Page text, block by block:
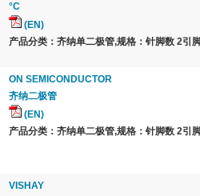
°C
(EN)
产品分类：齐纳单二极管,规格：针脚数 2引
ON SEMICONDUCTOR
齐纳二极管
(EN)
产品分类：齐纳单二极管,规格：针脚数 2引
VISHAY